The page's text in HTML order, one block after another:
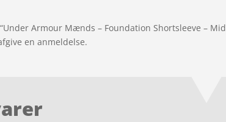
Armour Mænds – Foundation Shortsleeve –
en anmeldelse.